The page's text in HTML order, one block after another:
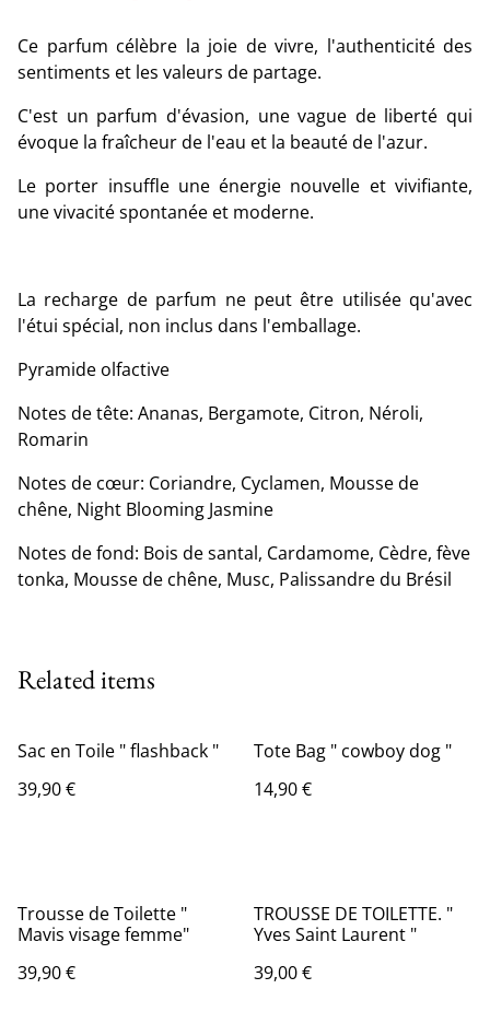
Ce parfum célèbre la joie de vivre, l'authenticité des
sentiments et les valeurs de partage.
C'est un parfum d'évasion, une vague de liberté qui
évoque la fraîcheur de l'eau et la beauté de l'azur.
Le porter insuffle une énergie nouvelle et vivifiante,
une vivacité spontanée et moderne.
La recharge de parfum ne peut être utilisée qu'avec
l'étui spécial, non inclus dans l'emballage.
Pyramide olfactive
Notes de tête: Ananas, Bergamote, Citron, Néroli,
Romarin
Notes de cœur: Coriandre, Cyclamen, Mousse de
chêne, Night Blooming Jasmine
Notes de fond: Bois de santal, Cardamome, Cèdre, fève
tonka, Mousse de chêne, Musc, Palissandre du Brésil
Related items
Sac en Toile " flashback "
39,90 €
Tote Bag " cowboy dog "
14,90 €
Trousse de Toilette "
Mavis visage femme"
39,90 €
TROUSSE DE TOILETTE. "
Yves Saint Laurent "
39,00 €